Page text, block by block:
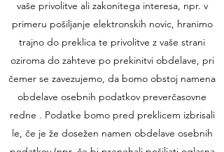
vaše privolitve ali zakonitega interesa, npr. v
primeru pošiljanje elektronskih novic, hranimo
trajno do preklica te privolitve z vaše strani
oziroma do zahteve po prekinitvi obdelave, pri
čemer se zavezujemo, da bomo obstoj namena
obdelave osebnih podatkov preverčasovne
redne . Podatke bomo pred preklicem izbrisali
le, če je že dosežen namen obdelave osebnih